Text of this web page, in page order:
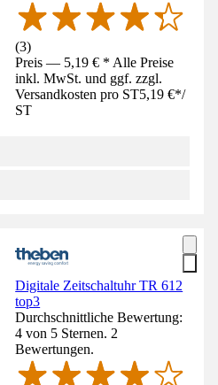
(3)
Preis — 5,19 € * Alle Preise
inkl. MwSt. und ggf. zzgl.
Versandkosten pro ST5,19 €*/
ST
Digitale Zeitschaltuhr TR 612
top3
Durchschnittliche Bewertung:
4 von 5 Sternen. 2
Bewertungen.